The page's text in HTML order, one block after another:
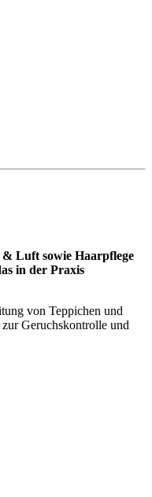
Luft sowie Haarpflege
in der Praxis
von Teppichen und
Geruchskontrolle und